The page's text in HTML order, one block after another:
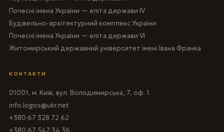
Почесні імена України — еліта держави IV
Будівельно-архітектурний комплекс України
Почесні імена України — еліта держави VI
Житомирський державний університет імені Івана Франка
КОНТАКТИ
01001, м. Київ, вул. Володимирська, 7, оф. 1
info.logos@ukr.net
+380 67 328 72 62